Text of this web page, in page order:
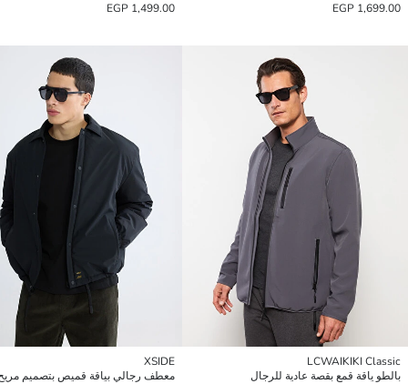
1,699.00 EGP
1,499.00 EGP
LCWAIKIKI Classic
بالطو ياقة قمع بقصة عادية للرجال
XSIDE
معطف رجالي بياقة قميص بتصميم